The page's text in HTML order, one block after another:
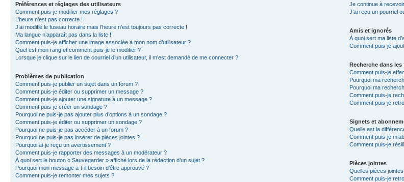
Préférences et réglages des utilisateurs
Comment puis-je modifier mes réglages ?
L’heure n’est pas correcte !
J’ai modifié le fuseau horaire mais l’heure n’est toujours pas correcte !
Ma langue n’apparaît pas dans la liste !
Comment puis-je afficher une image associée à mon nom d’utilisateur ?
Quel est mon rang et comment puis-je le modifier ?
Lorsque je clique sur le lien de courriel d’un utilisateur, il m’est demandé de me connecter ?
Problèmes de publication
Comment puis-je publier un sujet dans un forum ?
Comment puis-je éditer ou supprimer un message ?
Comment puis-je ajouter une signature à un message ?
Comment puis-je créer un sondage ?
Pourquoi ne puis-je pas ajouter plus d’options à un sondage ?
Comment puis-je éditer ou supprimer un sondage ?
Pourquoi ne puis-je pas accéder à un forum ?
Pourquoi ne puis-je pas insérer de pièces jointes ?
Pourquoi ai-je reçu un avertissement ?
Comment puis-je rapporter des messages à un modérateur ?
À quoi sert le bouton « Sauvegarder » affiché lors de la rédaction d’un sujet ?
Pourquoi mon message a-t-il besoin d’être approuvé ?
Comment puis-je remonter mes sujets ?
Je continue à
J’ai reçu un pourriel
Amis et ignorés
À quoi sert ma liste
Comment puis-je
Recherche dans les
Comment puis-je
Pourquoi ma
Pourquoi ma
Comment puis-je
Comment puis-je
Signets et
Quelle est la
Comment puis-je
Comment puis-je
Pièces jointes
Quelles pièces
Comment puis-je